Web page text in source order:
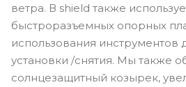
ветра. В shield также
быстроразъемных опорных
использования инструментов
установки /снятия. Мы также
солнцезащитный козырек,